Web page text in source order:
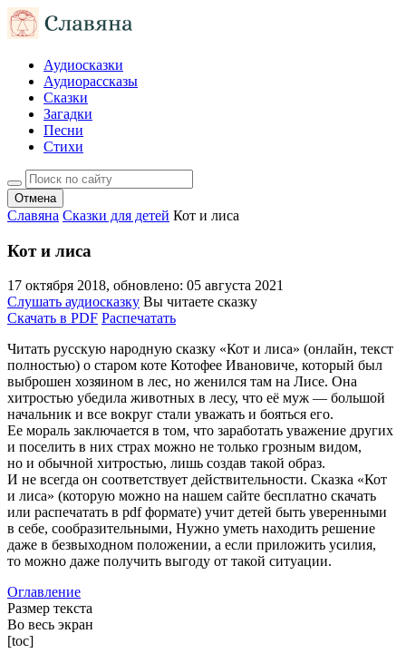
Аудиосказки
Аудиорассказы
Сказки
Загадки
Песни
Стихи
Отмена
Славяна Сказки для детей Кот и лиса
Кот и лиса
17 октября 2018, обновлено: 05 августа 2021
Слушать аудиосказку Вы читаете сказку
Скачать в PDF Распечатать
Читать русскую народную сказку «Кот и лиса» (онлайн, текст
полностью) о старом коте Котофее Ивановиче, который был
выброшен хозяином в лес, но женился там на Лисе. Она
хитростью убедила животных в лесу, что её муж — большой
начальник и все вокруг стали уважать и бояться его.
Ее мораль заключается в том, что заработать уважение других
и поселить в них страх можно не только грозным видом,
но и обычной хитростью, лишь создав такой образ.
И не всегда он соответствует действительности. Сказка «Кот
и лиса» (которую можно на нашем сайте бесплатно скачать
или распечатать в pdf формате) учит детей быть уверенными
в себе, сообразительными, Нужно уметь находить решение
даже в безвыходном положении, а если приложить усилия,
то можно даже получить выгоду от такой ситуации.
Оглавление
Размер текста
Во весь экран
[toc]